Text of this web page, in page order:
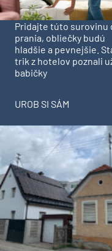
Pridajte túto surovinu
prania, obliečky budú
hladšie a pevnejšie.
trik z hotelov poznali
babičky
UROB SI SÁM